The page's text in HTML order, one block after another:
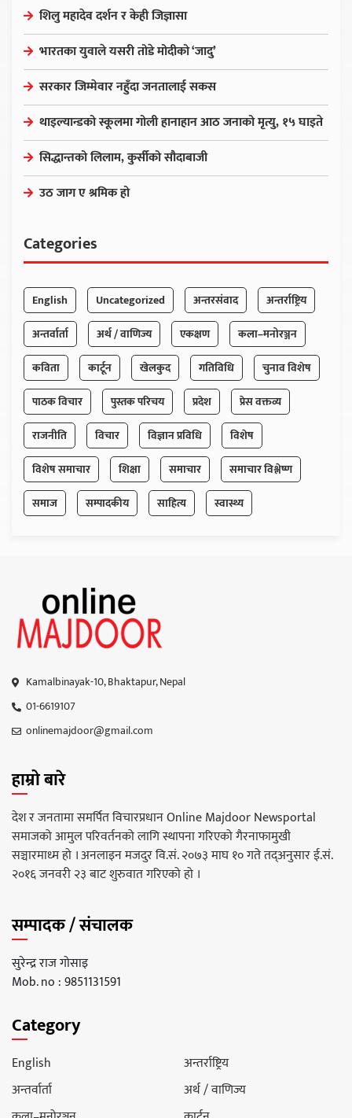
शिलु महादेव दर्शन र केही जिज्ञासा
भारतका युवाले यसरी तोडे मोदीको ‘जादु’
सरकार जिम्मेवार नहुँदा जनतालाई सकस
थाइल्यान्डको स्कूलमा गोली हानाहान आठ जनाको मृत्यु, १५ घाइते
सिद्धान्तको लिलाम, कुर्सीको सौदाबाजी
उठ जाग ए श्रमिक हो
Categories
English Uncategorized अन्तरसंवाद
अन्तर्राष्ट्रिय
अन्तर्वार्ता
अर्थ / वाणिज्य एकक्षण
कला–मनोरञ्जन
कविता
कार्टून खेलकुद गतिविधि
चुनाव विशेष
पाठक विचार
पुस्तक परिचय प्रदेश
प्रेस वक्तव्य
राजनीति
विचार विज्ञान प्रविधि
विशेष
विशेष समाचार
शिक्षा समाचार
समाचार विश्लेष्ण
समाज
सम्पादकीय साहित्य स्वास्थ्य
Kamalbinayak-10, Bhaktapur, Nepal
01-6619107
onlinemajdoor@gmail.com
हाम्रो बारे
देश र जनतामा समर्पित विचारप्रधान Online Majdoor Newsportal
समाजको आमुल परिवर्तनको लागि स्थापना गरिएको गैरनाफामुखी
सञ्चारमाध्म हो । अनलाइन मजदुर वि.सं. २०७३ माघ १० गते तद्अनुसार ई.सं.
२०१६ जनवरी २३ बाट शुरुवात गरिएको हो ।
सम्पादक / संचालक
सुरेन्द्र राज गोसाइ
Mob. no : 9851131591
Category
English
अन्तर्राष्ट्रिय
अन्तर्वार्ता
अर्थ / वाणिज्य